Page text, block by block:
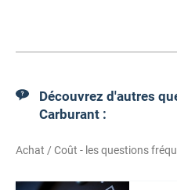
Découvrez d'autres
Carburant :
Achat / Coût - les questions